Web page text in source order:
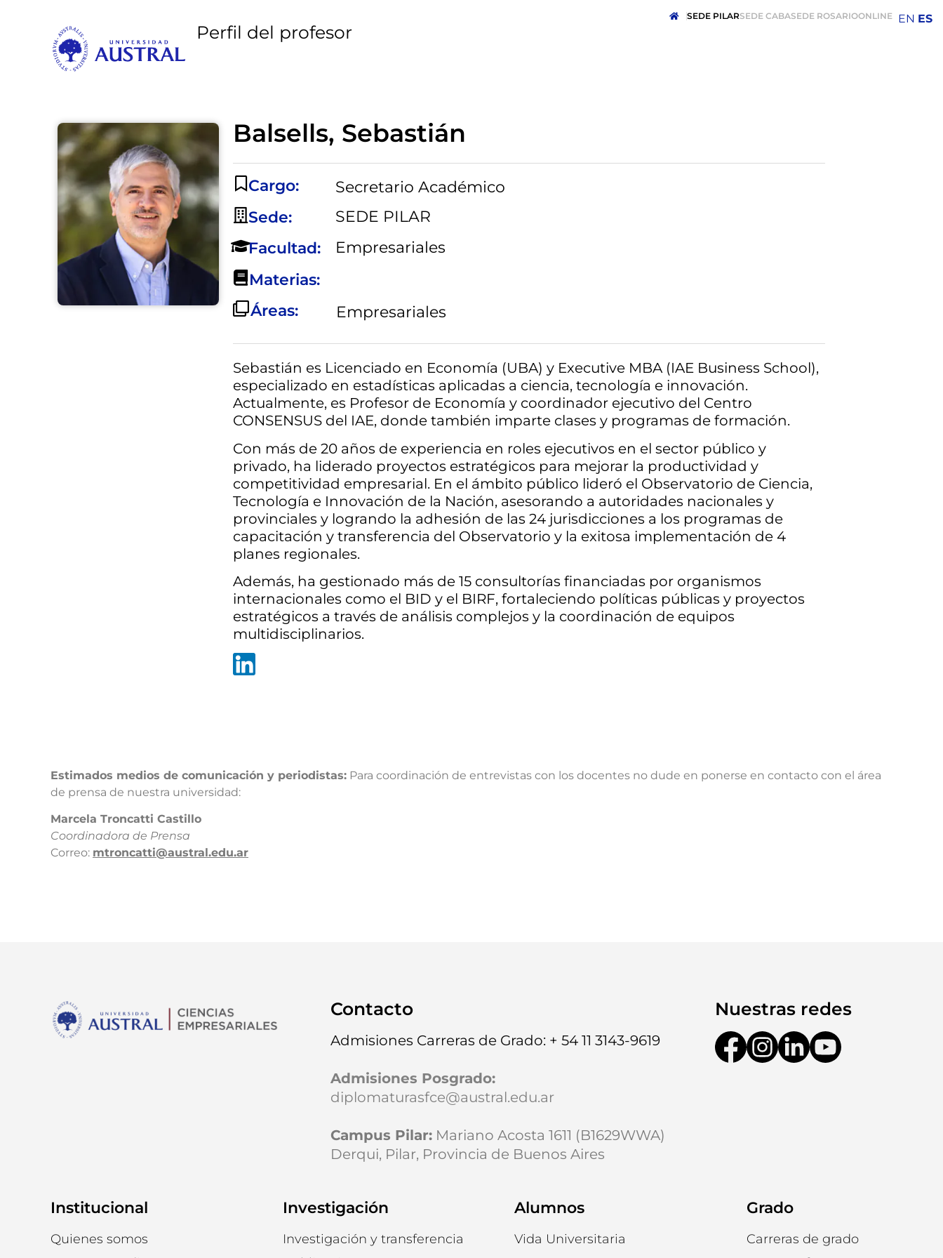
SEDE PILARSEDE CABASEDE ROSARIOONLINE
Perfil del profesor
Balsells, Sebastián
Cargo:
Secretario Académico
Sede:
SEDE PILAR
Facultad:
Empresariales
Materias:
Áreas:
Empresariales
Sebastián es Licenciado en Economía (UBA) y Executive MBA (IAE Business School),
especializado en estadísticas aplicadas a ciencia, tecnología e innovación.
Actualmente, es Profesor de Economía y coordinador ejecutivo del Centro
CONSENSUS del IAE, donde también imparte clases y programas de formación.
Con más de 20 años de experiencia en roles ejecutivos en el sector público y
privado, ha liderado proyectos estratégicos para mejorar la productividad y
competitividad empresarial. En el ámbito público lideró el Observatorio de Ciencia,
Tecnología e Innovación de la Nación, asesorando a autoridades nacionales y
provinciales y logrando la adhesión de las 24 jurisdicciones a los programas de
capacitación y transferencia del Observatorio y la exitosa implementación de 4
planes regionales.
Además, ha gestionado más de 15 consultorías financiadas por organismos
internacionales como el BID y el BIRF, fortaleciendo políticas públicas y proyectos
estratégicos a través de análisis complejos y la coordinación de equipos
multidisciplinarios.
Estimados medios de comunicación y periodistas: Para coordinación de entrevistas con los docentes no dude en ponerse en contacto con el área
de prensa de nuestra universidad:​
​Marcela Troncatti Castillo​
Coordinadora de Prensa​
Correo: mtroncatti@austral.edu.ar​
Contacto
Admisiones Carreras de Grado: + 54 11 3143-9619
Admisiones Posgrado:
diplomaturasfce@austral.edu.ar
Campus Pilar:Mariano Acosta 1611 (B1629WWA)
Derqui, Pilar, Provincia de Buenos Aires
Nuestras redes
Institucional
Quienes somos
Investigación
Investigación y transferencia
Alumnos
Vida Universitaria
Grado
Carreras de grado
EN ES